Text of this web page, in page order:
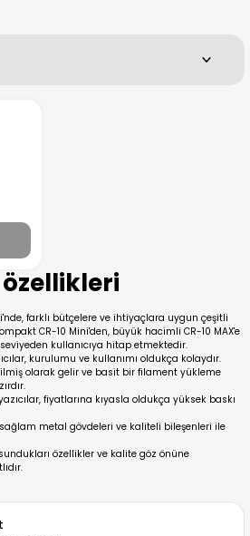
özellikleri
farklı bütçelere ve ihtiyaçlara uygun çeşitli
CR-10 Mini'den, büyük hacimli CR-10 MAX'e
kullanıcıya hitap etmektedir.
kurulumu ve kullanımı oldukça kolaydır.
olarak gelir ve basit bir filament yükleme
fiyatlarına kıyasla oldukça yüksek baskı
sağlam metal gövdeleri ve kaliteli bileşenleri ile
özellikler ve kalite göz önüne